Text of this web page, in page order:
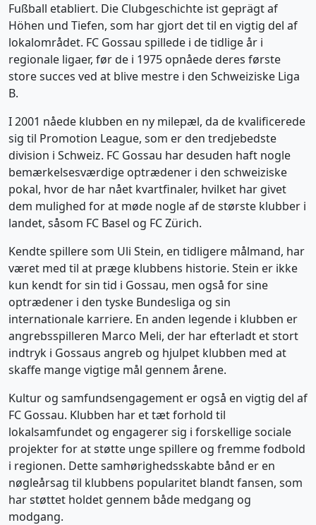
Fußball etabliert. Die Clubgeschichte ist geprägt af
Höhen und Tiefen, som har gjort det til en vigtig del af
lokalområdet. FC Gossau spillede i de tidlige år i
regionale ligaer, før de i 1975 opnåede deres første
store succes ved at blive mestre i den Schweiziske Liga
B.
I 2001 nåede klubben en ny milepæl, da de kvalificerede
sig til Promotion League, som er den tredjebedste
division i Schweiz. FC Gossau har desuden haft nogle
bemærkelsesværdige optrædener i den schweiziske
pokal, hvor de har nået kvartfinaler, hvilket har givet
dem mulighed for at møde nogle af de største klubber i
landet, såsom FC Basel og FC Zürich.
Kendte spillere som Uli Stein, en tidligere målmand, har
været med til at præge klubbens historie. Stein er ikke
kun kendt for sin tid i Gossau, men også for sine
optrædener i den tyske Bundesliga og sin
internationale karriere. En anden legende i klubben er
angrebsspilleren Marco Meli, der har efterladt et stort
indtryk i Gossaus angreb og hjulpet klubben med at
skaffe mange vigtige mål gennem årene.
Kultur og samfundsengagement er også en vigtig del af
FC Gossau. Klubben har et tæt forhold til
lokalsamfundet og engagerer sig i forskellige sociale
projekter for at støtte unge spillere og fremme fodbold
i regionen. Dette samhørighedsskabte bånd er en
nøgleårsag til klubbens popularitet blandt fansen, som
har støttet holdet gennem både medgang og
modgang.